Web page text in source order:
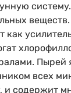
как
Пырей
всех
и содержит